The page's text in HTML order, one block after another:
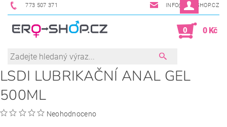
773 507 371 INFO@ERO-SHOP.CZ
0 0 Kč
LSDI LUBRIKAČNÍ ANAL GEL
500ML
Neohodnoceno